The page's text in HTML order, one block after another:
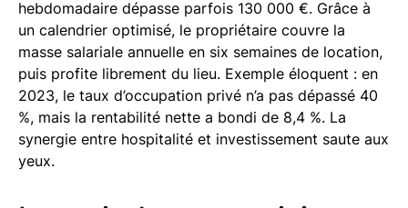
hebdomadaire dépasse parfois 130 000 €. Grâce à
un calendrier optimisé, le propriétaire couvre la
masse salariale annuelle en six semaines de location,
puis profite librement du lieu. Exemple éloquent : en
2023, le taux d’occupation privé n’a pas dépassé 40
%, mais la rentabilité nette a bondi de 8,4 %. La
synergie entre hospitalité et investissement saute aux
yeux.